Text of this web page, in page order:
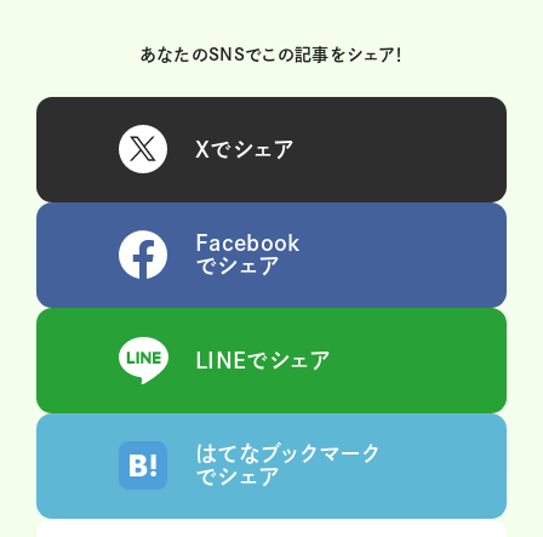
あなたのSNSでこの記事をシェア！
Xでシェア
Facebook
でシェア
LINEでシェア
はてなブックマーク
でシェア